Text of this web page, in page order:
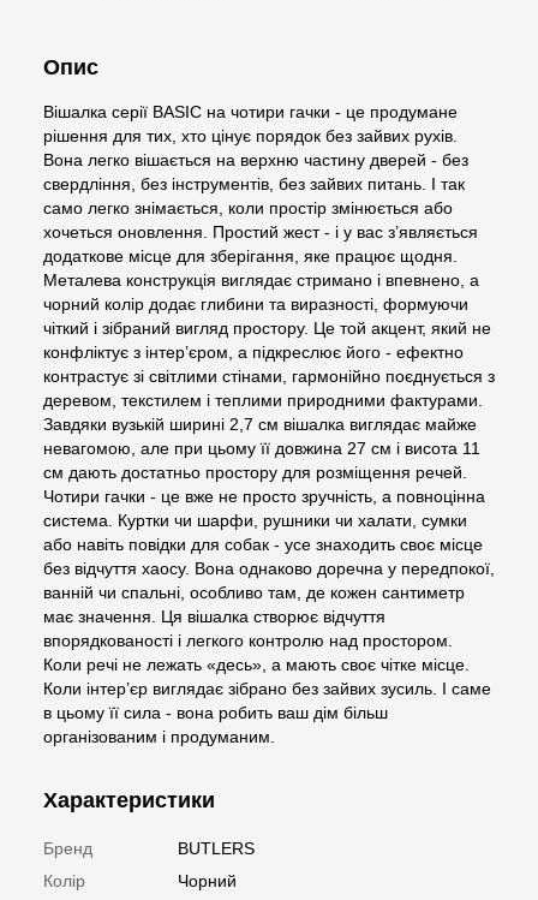
Опис
Вішалка серії BASIC на чотири гачки - це продумане
рішення для тих, хто цінує порядок без зайвих рухів.
Вона легко вішається на верхню частину дверей - без
свердління, без інструментів, без зайвих питань. І так
само легко знімається, коли простір змінюється або
хочеться оновлення. Простий жест - і у вас з’являється
додаткове місце для зберігання, яке працює щодня.
Металева конструкція виглядає стримано і впевнено, а
чорний колір додає глибини та виразності, формуючи
чіткий і зібраний вигляд простору. Це той акцент, який не
конфліктує з інтер’єром, а підкреслює його - ефектно
контрастує зі світлими стінами, гармонійно поєднується з
деревом, текстилем і теплими природними фактурами.
Завдяки вузькій ширині 2,7 см вішалка виглядає майже
невагомою, але при цьому її довжина 27 см і висота 11
см дають достатньо простору для розміщення речей.
Чотири гачки - це вже не просто зручність, а повноцінна
система. Куртки чи шарфи, рушники чи халати, сумки
або навіть повідки для собак - усе знаходить своє місце
без відчуття хаосу. Вона однаково доречна у передпокої,
ванній чи спальні, особливо там, де кожен сантиметр
має значення. Ця вішалка створює відчуття
впорядкованості і легкого контролю над простором.
Коли речі не лежать «десь», а мають своє чітке місце.
Коли інтер’єр виглядає зібрано без зайвих зусиль. І саме
в цьому її сила - вона робить ваш дім більш
організованим і продуманим.
Характеристики
Бренд
BUTLERS
Колір
Чорний